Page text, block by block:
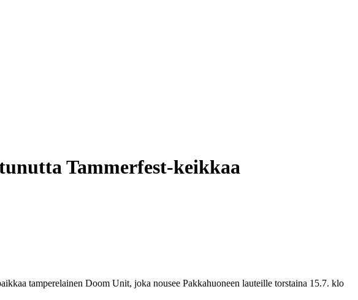
Tammerfest-keikkaa
tamperelainen Doom Unit, joka nousee Pakkahuoneen lauteille torstaina 15.7. klo